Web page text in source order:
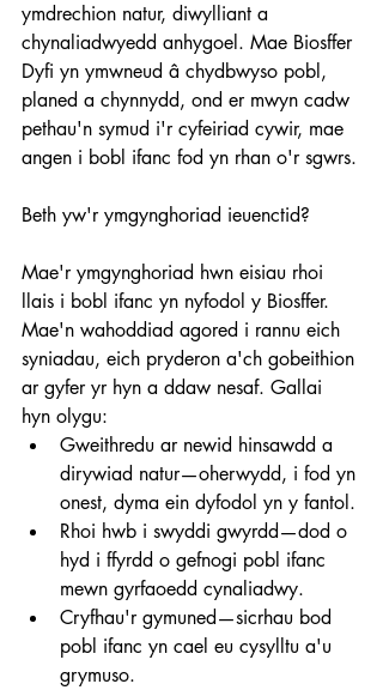
ymdrechion natur, diwylliant a
chynaliadwyedd anhygoel. Mae Biosffer
Dyfi yn ymwneud â chydbwyso pobl,
planed a chynnydd, ond er mwyn cadw
pethau'n symud i'r cyfeiriad cywir, mae
angen i bobl ifanc fod yn rhan o'r sgwrs.
Beth yw'r ymgynghoriad ieuenctid?
Mae'r ymgynghoriad hwn eisiau rhoi
llais i bobl ifanc yn nyfodol y Biosffer.
Mae'n wahoddiad agored i rannu eich
syniadau, eich pryderon a'ch gobeithion
ar gyfer yr hyn a ddaw nesaf. Gallai
hyn olygu:
Gweithredu ar newid hinsawdd a
dirywiad natur—oherwydd, i fod yn
onest, dyma ein dyfodol yn y fantol.
Rhoi hwb i swyddi gwyrdd—dod o
hyd i ffyrdd o gefnogi pobl ifanc
mewn gyrfaoedd cynaliadwy.
Cryfhau'r gymuned—sicrhau bod
pobl ifanc yn cael eu cysylltu a'u
grymuso.